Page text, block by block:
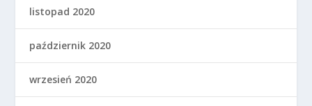
listopad 2020
październik 2020
wrzesień 2020